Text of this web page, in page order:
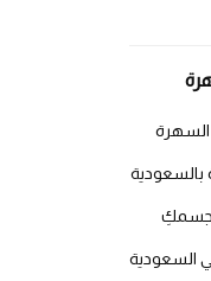
السهرة
جسمكِ
السعودية